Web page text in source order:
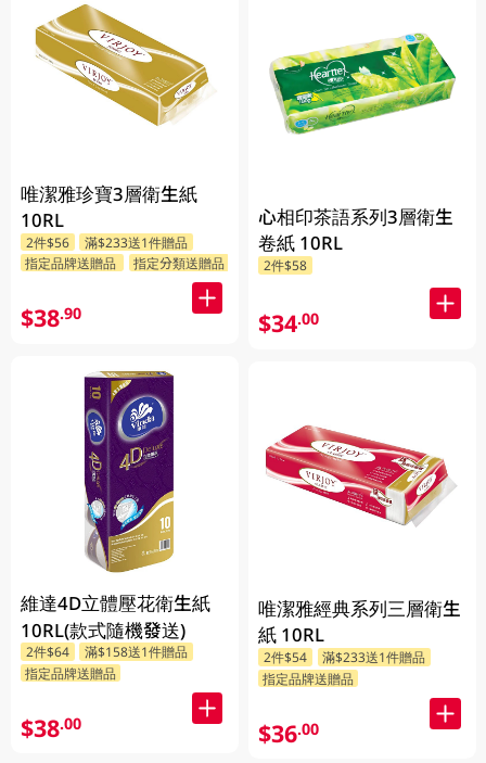
唯潔雅珍寶3層衛生紙
10RL
2件$56
滿$233送1件贈品
指定品牌送贈品
指定分類送贈品
$38.90
維達4D立體壓花衛生紙
10RL(款式隨機發送)
2件$64
滿$158送1件贈品
指定品牌送贈品
$38.00
心相印茶語系列3層衛生
卷紙 10RL
2件$58
$34.00
唯潔雅經典系列三層衛生
紙 10RL
2件$54
滿$233送1件贈品
指定品牌送贈品
$36.00